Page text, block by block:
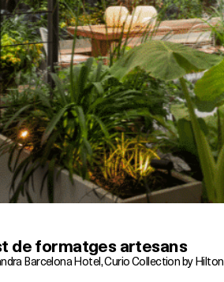
de formatges artesans
Barcelona Hotel, Curio Collection by Hilton